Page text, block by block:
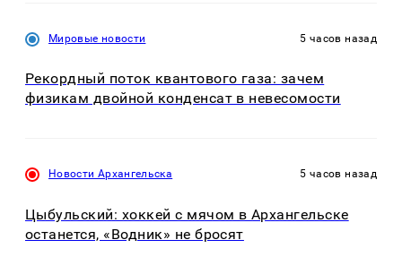
Мировые новости 5 часов назад
Рекордный поток квантового газа: зачем
физикам двойной конденсат в невесомости
Новости Архангельска 5 часов назад
Цыбульский: хоккей с мячом в Архангельске
останется, «Водник» не бросят